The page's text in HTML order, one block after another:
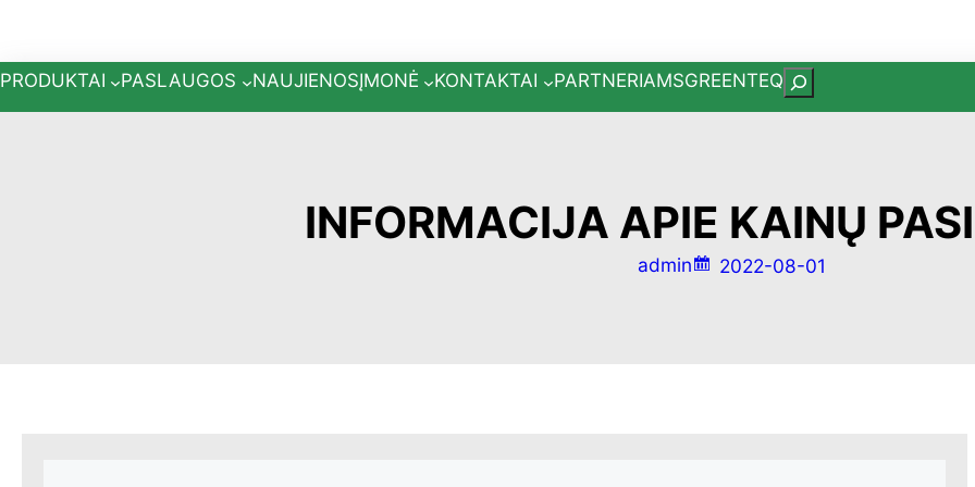
turinio
PRODUKTAI PASLAUGOS NAUJIENOSĮMONĖ KONTAKTAI PARTNERIAMSGREENTEQP
a
k
a
INFORMACIJA APIE KAINŲ
admin 2022-08-01